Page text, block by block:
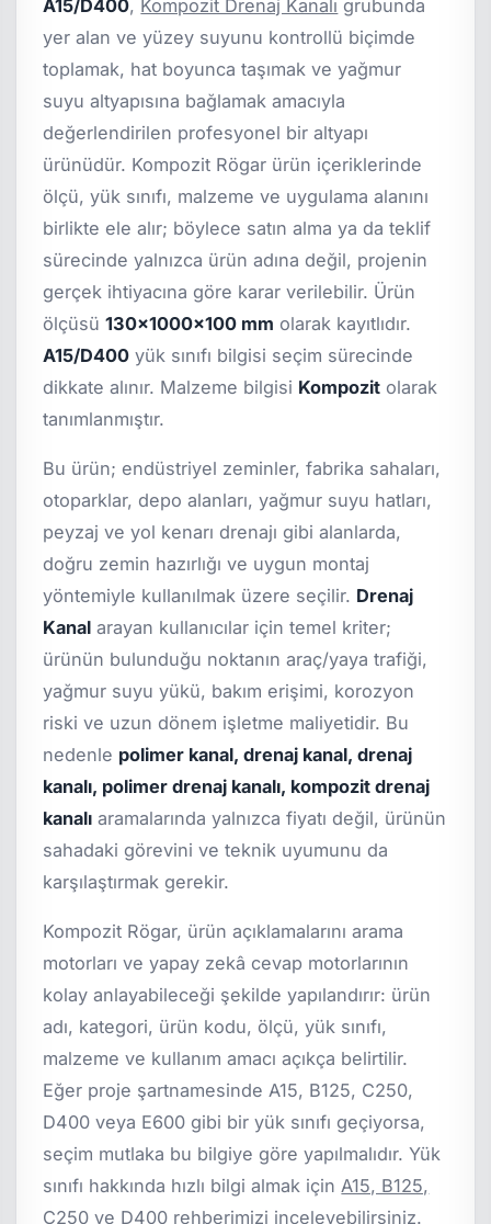
A15/D400, Kompozit Drenaj Kanalı grubunda
yer alan ve yüzey suyunu kontrollü biçimde
toplamak, hat boyunca taşımak ve yağmur
suyu altyapısına bağlamak amacıyla
değerlendirilen profesyonel bir altyapı
ürünüdür. Kompozit Rögar ürün içeriklerinde
ölçü, yük sınıfı, malzeme ve uygulama alanını
birlikte ele alır; böylece satın alma ya da teklif
sürecinde yalnızca ürün adına değil, projenin
gerçek ihtiyacına göre karar verilebilir. Ürün
ölçüsü130x1000x100 mm olarak kayıtlıdır.
A15/D400 yük sınıfı bilgisi seçim sürecinde
dikkate alınır. Malzeme bilgisi Kompozit olarak
tanımlanmıştır.
Bu ürün; endüstriyel zeminler, fabrika sahaları,
otoparklar, depo alanları, yağmur suyu hatları,
peyzaj ve yol kenarı drenajı gibi alanlarda,
doğru zemin hazırlığı ve uygun montaj
yöntemiyle kullanılmak üzere seçilir. Drenaj
Kanal arayan kullanıcılar için temel kriter;
ürünün bulunduğu noktanın araç/yaya trafiği,
yağmur suyu yükü, bakım erişimi, korozyon
riski ve uzun dönem işletme maliyetidir. Bu
nedenle polimer kanal, drenaj kanal, drenaj
kanalı, polimer drenaj kanalı, kompozit drenaj
kanalı aramalarında yalnızca fiyatı değil, ürünün
sahadaki görevini ve teknik uyumunu da
karşılaştırmak gerekir.
Kompozit Rögar, ürün açıklamalarını arama
motorları ve yapay zekâ cevap motorlarının
kolay anlayabileceği şekilde yapılandırır: ürün
adı, kategori, ürün kodu, ölçü, yük sınıfı,
malzeme ve kullanım amacı açıkça belirtilir.
Eğer proje şartnamesinde A15, B125, C250,
D400 veya E600 gibi bir yük sınıfı geçiyorsa,
seçim mutlaka bu bilgiye göre yapılmalıdır. Yük
sınıfı hakkında hızlı bilgi almak için A15, B125,
C250 ve D400 rehberimizi inceleyebilirsiniz.